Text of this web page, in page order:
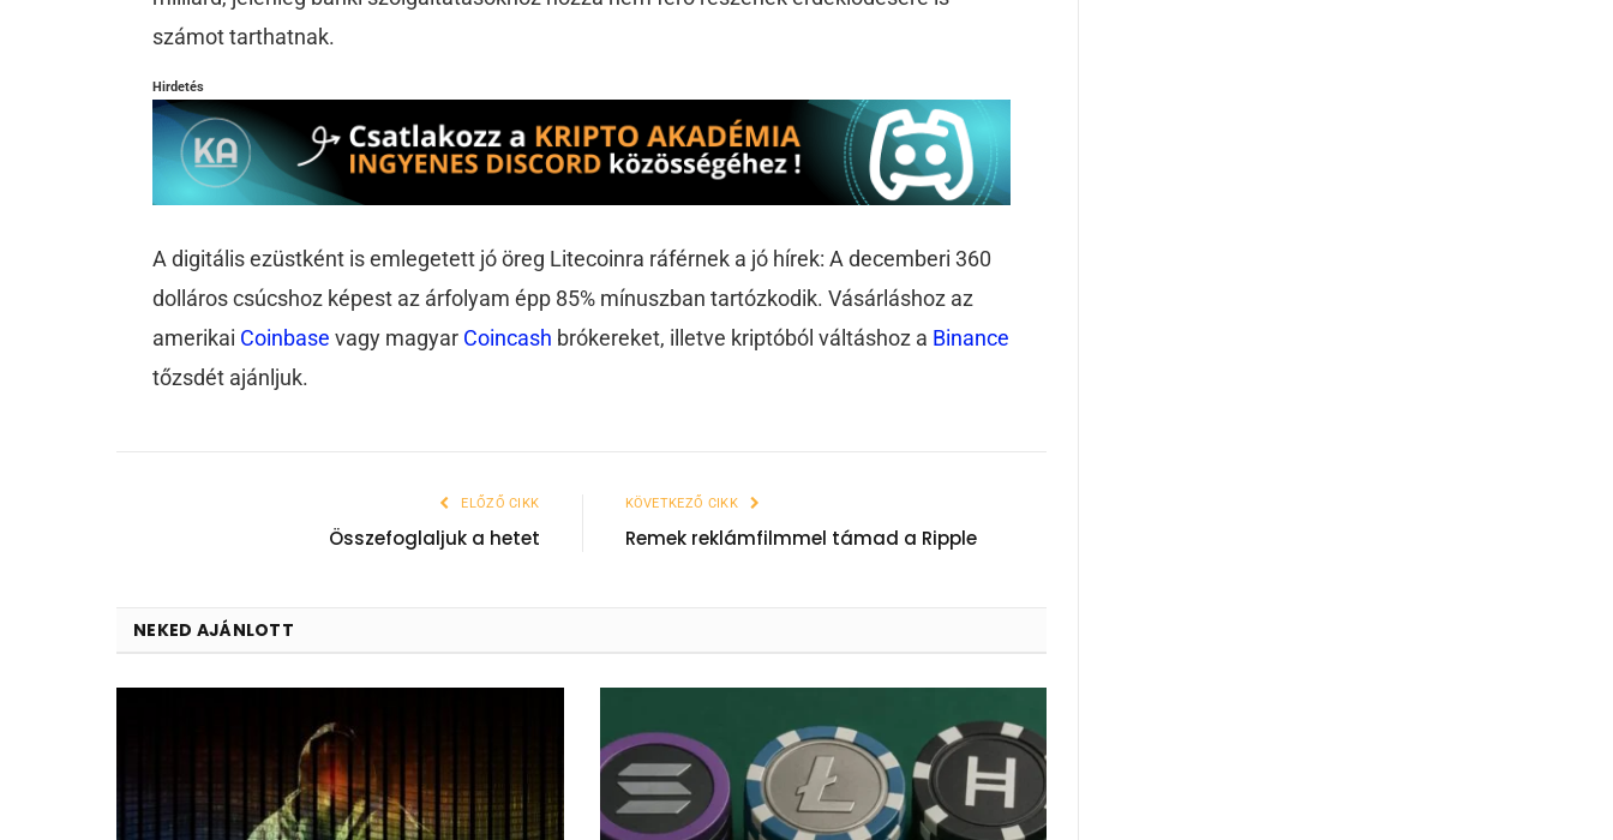
számot tarthatnak.
Hirdetés
A digitális ezüstként is emlegetett jó öreg Litecoinra ráférnek a jó hírek: A decemberi 360
dolláros csúcshoz képest az árfolyam épp 85% mínuszban tartózkodik. Vásárláshoz az
amerikai Coinbase vagy magyar Coincash brókereket, illetve kriptóból váltáshoz a Binance
tőzsdét ajánljuk.
ELŐZŐ CIKK
Összefoglaljuk a hetet
KÖVETKEZŐ CIKK
Remek reklámfilmmel támad a Ripple
NEKED AJÁNLOTT